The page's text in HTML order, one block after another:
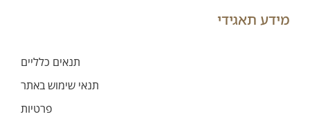
מידע תאגידי
תנאים כלליים
תנאי שימוש באתר
פרטיות